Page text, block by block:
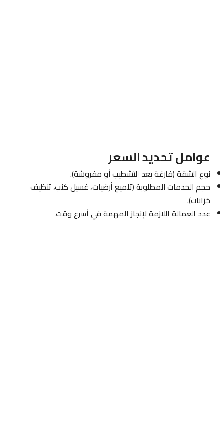
عوامل تحديد السعر
نوع الشقة (فارغة بعد التشطيب أو مفروشة).
حجم الخدمات المطلوبة (تلميع أرضيات، غسيل كنب، تنظيف
خزانات).
عدد العمالة اللازمة لإنجاز المهمة في أسرع وقت.